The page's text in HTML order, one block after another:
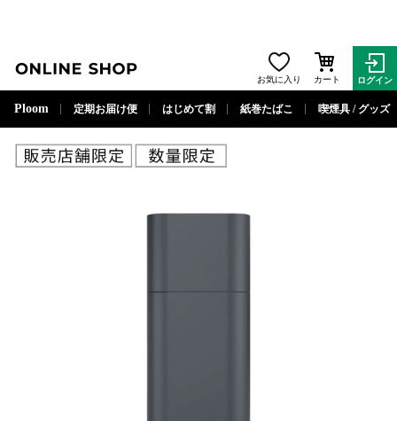
お気に入り カート ログイン
Ploom 定期お届け便 はじめて割 紙巻たばこ 喫煙具 / グッズ